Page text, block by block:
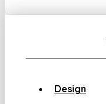
Design